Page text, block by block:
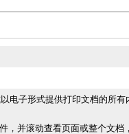
电子形式提供打印文档的所有
，并滚动查看页面或整个文